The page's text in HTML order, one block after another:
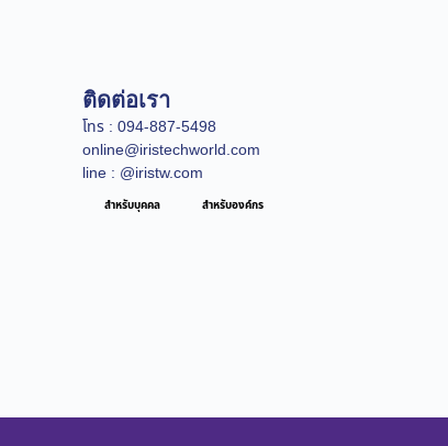
ติดต่อเรา
โทร : 094-887-5498
online@iristechworld.com
line : @iristw.com
สำหรับบุคคล สำหรับองค์กร